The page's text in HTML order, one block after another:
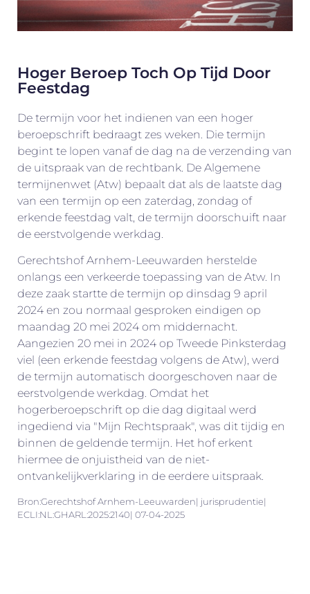
Hoger Beroep Toch Op Tijd Door
Feestdag
De termijn voor het indienen van een hoger
beroepschrift bedraagt zes weken. Die termijn
begint te lopen vanaf de dag na de verzending van
de uitspraak van de rechtbank. De Algemene
termijnenwet (Atw) bepaalt dat als de laatste dag
van een termijn op een zaterdag, zondag of
erkende feestdag valt, de termijn doorschuift naar
de eerstvolgende werkdag.
Gerechtshof Arnhem-Leeuwarden herstelde
onlangs een verkeerde toepassing van de Atw. In
deze zaak startte de termijn op dinsdag 9 april
2024 en zou normaal gesproken eindigen op
maandag 20 mei 2024 om middernacht.
Aangezien 20 mei in 2024 op Tweede Pinksterdag
viel (een erkende feestdag volgens de Atw), werd
de termijn automatisch doorgeschoven naar de
eerstvolgende werkdag. Omdat het
hogerberoepschrift op die dag digitaal werd
ingediend via "Mijn Rechtspraak", was dit tijdig en
binnen de geldende termijn. Het hof erkent
hiermee de onjuistheid van de niet-
ontvankelijkverklaring in de eerdere uitspraak.
Bron:Gerechtshof Arnhem-Leeuwarden| jurisprudentie|
ECLI:NL:GHARL:2025:2140| 07-04-2025